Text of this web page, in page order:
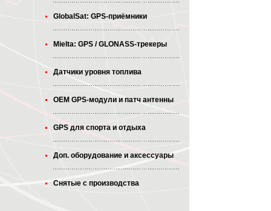
GlobalSat: GPS-приёмники
Mielta: GPS / GLONASS-трекеры
Датчики уровня топлива
OEM GPS-модули и патч антенны
GPS для спорта и отдыха
Доп. оборудование и аксессуары
Снятые с производства